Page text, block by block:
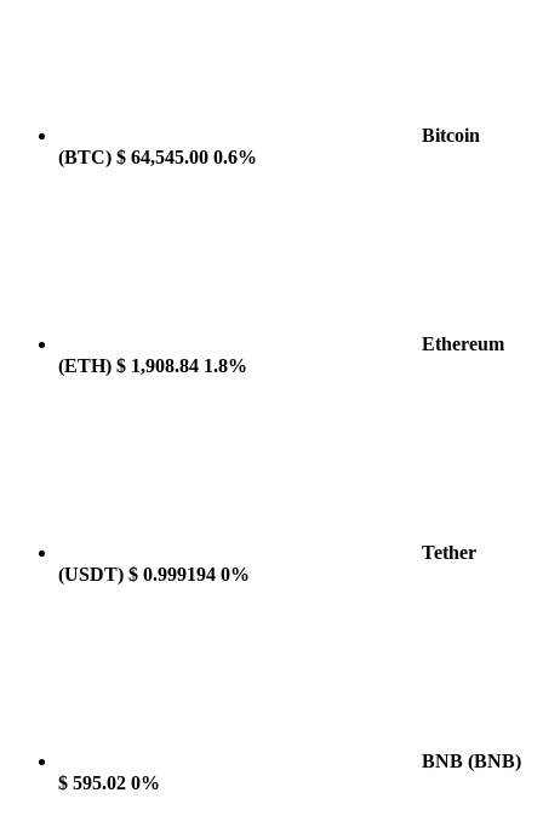
Bitcoin
(BTC) $ 64,545.00 0.6%
Ethereum
(ETH) $ 1,908.84 1.8%
Tether
(USDT) $ 0.999194 0%
BNB (BNB)
$ 595.02 0%